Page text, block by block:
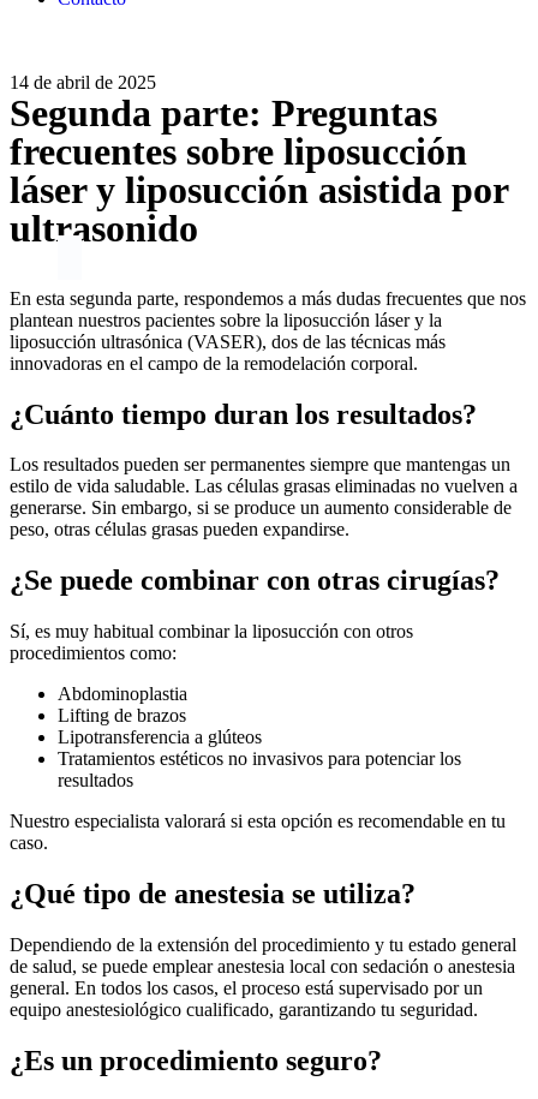
14 de abril de 2025
Segunda parte: Preguntas
frecuentes sobre liposucción
láser y liposucción asistida por
ultrasonido
En esta segunda parte, respondemos a más dudas frecuentes que nos
plantean nuestros pacientes sobre la liposucción láser y la
liposucción ultrasónica (VASER), dos de las técnicas más
innovadoras en el campo de la remodelación corporal.
¿Cuánto tiempo duran los resultados?
Los resultados pueden ser permanentes siempre que mantengas un
estilo de vida saludable. Las células grasas eliminadas no vuelven a
generarse. Sin embargo, si se produce un aumento considerable de
peso, otras células grasas pueden expandirse.
¿Se puede combinar con otras cirugías?
Sí, es muy habitual combinar la liposucción con otros
procedimientos como:
Abdominoplastia
Lifting de brazos
Lipotransferencia a glúteos
Tratamientos estéticos no invasivos para potenciar los
resultados
Nuestro especialista valorará si esta opción es recomendable en tu
caso.
¿Qué tipo de anestesia se utiliza?
Dependiendo de la extensión del procedimiento y tu estado general
de salud, se puede emplear anestesia local con sedación o anestesia
general. En todos los casos, el proceso está supervisado por un
equipo anestesiológico cualificado, garantizando tu seguridad.
¿Es un procedimiento seguro?